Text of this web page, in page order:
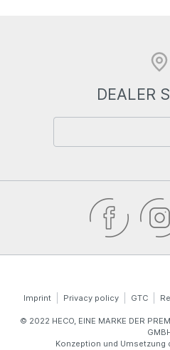
DEALER
Imprint Privacy policy GTC
© 2022 HECO, EINE MARKE DER
Konzeption und Umsetzung